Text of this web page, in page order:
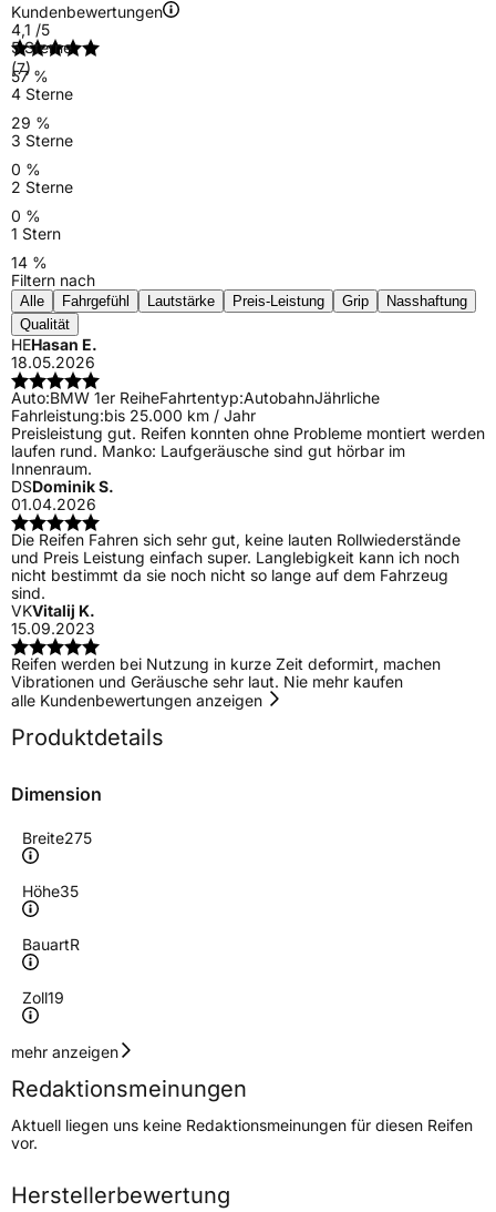
Kundenbewertungen
4,1 /5
(7)
5 Sterne
57 %
4 Sterne
29 %
3 Sterne
0 %
2 Sterne
0 %
1 Stern
14 %
Filtern nach
Alle Fahrgefühl Lautstärke Preis-Leistung Grip
Nasshaftung
Qualität
HEHasan E.
18.05.2026
Auto:BMW 1er ReiheFahrtentyp:AutobahnJährliche
Fahrleistung:bis 25.000 km / Jahr
Preisleistung gut. Reifen konnten ohne Probleme montiert werden
laufen rund. Manko: Laufgeräusche sind gut hörbar im
Innenraum.
DSDominik S.
01.04.2026
Die Reifen Fahren sich sehr gut, keine lauten Rollwiederstände
und Preis Leistung einfach super. Langlebigkeit kann ich noch
nicht bestimmt da sie noch nicht so lange auf dem Fahrzeug
sind.
VKVitalij K.
15.09.2023
Reifen werden bei Nutzung in kurze Zeit deformirt, machen
Vibrationen und Geräusche sehr laut. Nie mehr kaufen
alle Kundenbewertungen anzeigen
Produktdetails
Dimension
Breite275
Höhe35
BauartR
Zoll19
Geschwindigkeitsindex
Höchstgeschwindigkeit
300 km/h
Lastindex100
Höchstlast800 kg
mehr anzeigen
Redaktionsmeinungen
Aktuell liegen uns keine Redaktionsmeinungen für diesen Reifen
vor.
Herstellerbewertung